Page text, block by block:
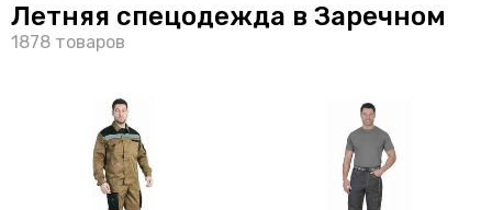
Летняя спецодежда в Заречном